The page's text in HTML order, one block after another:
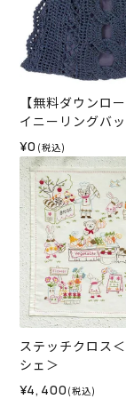
【無料ダウンロ
イニーリングバ
ピ）
¥0 (税込)
ステッチクロス
シェ＞
¥4,400 (税込)